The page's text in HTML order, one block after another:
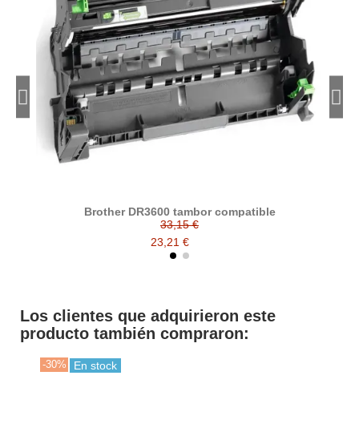
Brother DR3600 tambor compatible
33,15 €
23,21 €
Los clientes que adquirieron este
producto también compraron:
-30% En stock